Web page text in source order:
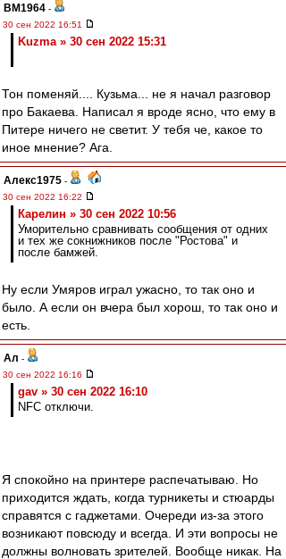
BM1964 -
30 сен 2022 16:51
Kuzma » 30 сен 2022 15:31
Тон поменяй.... Кузьма... не я начал разговор
про Бакаева. Написал я вроде ясно, что ему в
Питере ничего не светит. У тебя че, какое то
иное мнение? Ага.
Алекс1975 -
30 сен 2022 16:22
Карелин » 30 сен 2022 10:56
Уморительно сравнивать сообщения от одних
и тех же сокнижников после "Ростова" и
после бамжей.
Ну если Умяров играл ужасно, то так оно и
было. А если он вчера был хорош, то так оно и
есть.
Ал -
30 сен 2022 16:16
gav » 30 сен 2022 16:10
NFC отключи.
Я спокойно на принтере распечатываю. Но
приходится ждать, когда турникеты и стюарды
справятся с гаджетами. Очереди из-за этого
возникают повсюду и всегда. И эти вопросы не
должны волновать зрителей. Вообще никак. На